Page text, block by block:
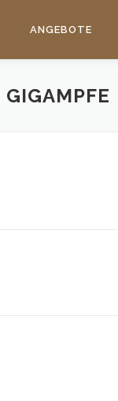
ANGEBOTE
GIGAMPFE